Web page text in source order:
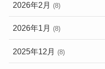
2026年2月 (8)
2026年1月 (8)
2025年12月 (8)